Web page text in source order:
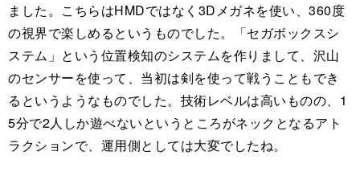
ました。こちらはHMDではなく3Dメガネを使い、360度
の視界で楽しめるというものでした。「セガボックスシ
ステム」という位置検知のシステムを作りまして、沢山
のセンサーを使って、当初は剣を使って戦うこともでき
るというようなものでした。技術レベルは高いものの、1
5分で2人しか遊べないというところがネックとなるアト
ラクションで、運用側としては大変でしたね。